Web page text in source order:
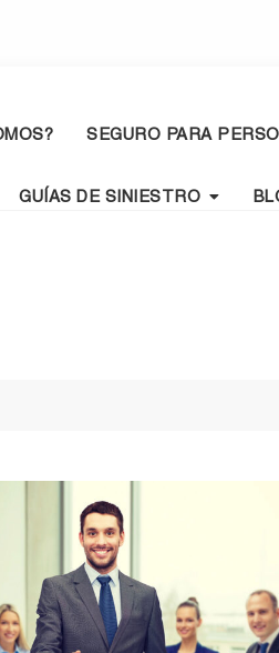
SEGURO PARA
GUÍAS DE SINIESTRO